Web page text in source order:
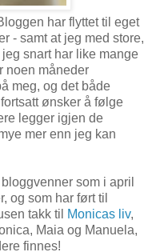
har flyttet til eget
- samt at jeg med store,
snart har like mange
noen måneder
meg, og det både
ønsker å følge
legger igjen de
mer enn jeg kan
som i april
og som har ført til
takk til
Monicas liv,
Maia og Manuela,
finnes!